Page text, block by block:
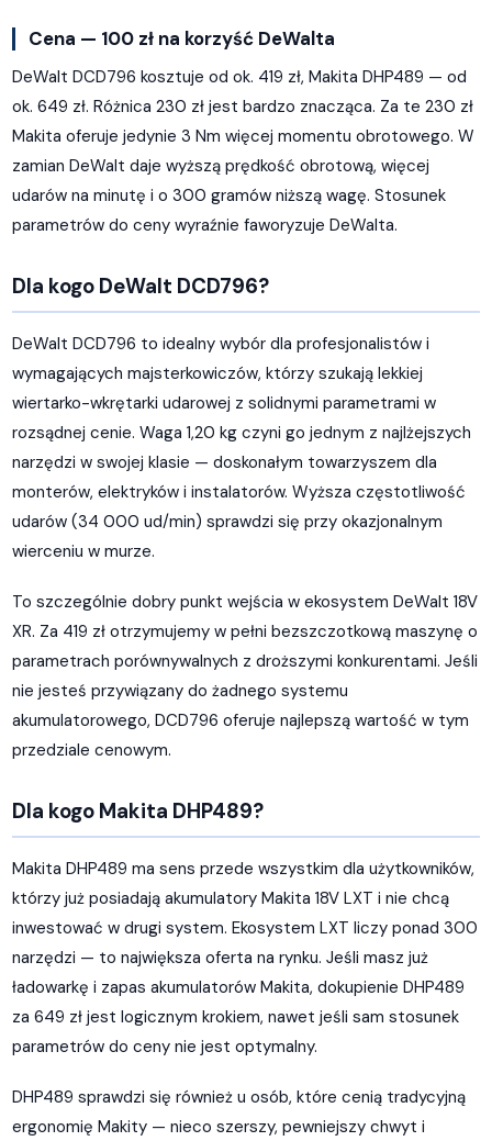
Cena — 100 zł na korzyść DeWalta
DeWalt DCD796 kosztuje od ok. 419 zł, Makita DHP489 — od
ok. 649 zł. Różnica 230 zł jest bardzo znacząca. Za te 230 zł
Makita oferuje jedynie 3 Nm więcej momentu obrotowego. W
zamian DeWalt daje wyższą prędkość obrotową, więcej
udarów na minutę i o 300 gramów niższą wagę. Stosunek
parametrów do ceny wyraźnie faworyzuje DeWalta.
Dla kogo DeWalt DCD796?
DeWalt DCD796 to idealny wybór dla profesjonalistów i
wymagających majsterkowiczów, którzy szukają lekkiej
wiertarko-wkrętarki udarowej z solidnymi parametrami w
rozsądnej cenie. Waga 1,20 kg czyni go jednym z najlżejszych
narzędzi w swojej klasie — doskonałym towarzyszem dla
monterów, elektryków i instalatorów. Wyższa częstotliwość
udarów (34 000 ud/min) sprawdzi się przy okazjonalnym
wierceniu w murze.
To szczególnie dobry punkt wejścia w ekosystem DeWalt 18V
XR. Za 419 zł otrzymujemy w pełni bezszczotkową maszynę o
parametrach porównywalnych z droższymi konkurentami. Jeśli
nie jesteś przywiązany do żadnego systemu
akumulatorowego, DCD796 oferuje najlepszą wartość w tym
przedziale cenowym.
Dla kogo Makita DHP489?
Makita DHP489 ma sens przede wszystkim dla użytkowników,
którzy już posiadają akumulatory Makita 18V LXT i nie chcą
inwestować w drugi system. Ekosystem LXT liczy ponad 300
narzędzi — to największa oferta na rynku. Jeśli masz już
ładowarkę i zapas akumulatorów Makita, dokupienie DHP489
za 649 zł jest logicznym krokiem, nawet jeśli sam stosunek
parametrów do ceny nie jest optymalny.
DHP489 sprawdzi się również u osób, które cenią tradycyjną
ergonomię Makity — nieco szerszy, pewniejszy chwyt i